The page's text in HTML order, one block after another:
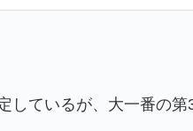
しているが、大一番の